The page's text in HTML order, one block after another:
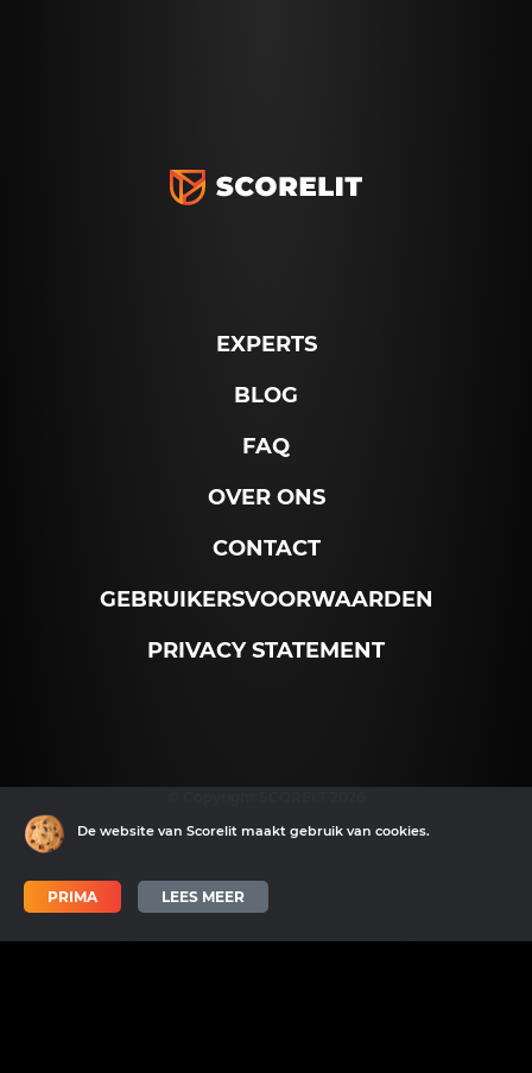
EXPERTS
BLOG
FAQ
OVER ONS
CONTACT
GEBRUIKERSVOORWAARDEN
PRIVACY STATEMENT
De website van Scorelit maakt gebruik van cookies.
PRIMA LEES MEER